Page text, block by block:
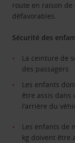
route en raison
défavorables.
Sécurité des
La ceinture de
des passagers
Les enfants
être assis dans
l’arrière du
Les enfants de
kg doivent être